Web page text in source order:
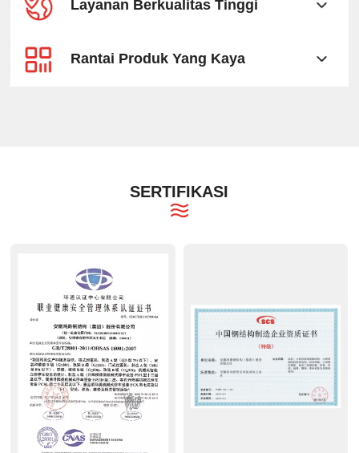
Layanan Berkualitas Tinggi
Rantai Produk Yang Kaya
SERTIFIKASI